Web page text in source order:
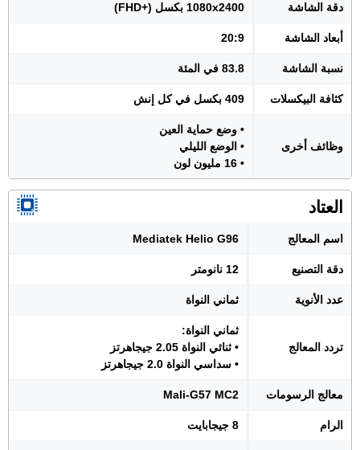
دقة الشاشة 1080x2400 بكسل (+FHD)
أبعاد الشاشة 20:9
نسبة الشاشة 83.8 في المئة
كثافة البيكسلات 409 بكسل في كل إنش
وظائف أخرى
• وضع حماية العين
• الوضع الليلي
• 16 مليون لون
العتاد
اسم المعالج Mediatek Helio G96
دقة التصنيع 12 نانومتر
عدد الأنوية ثماني النواة
تردد المعالج
ثماني النواة:
• ثنائي النواة 2.05 جيجاهرتز
• سداسي النواة 2.0 جيجاهرتز
معالج الرسومات Mali-G57 MC2
الرام 8 جيجابايت